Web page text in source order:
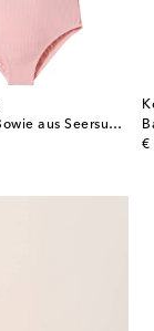
Badeanzug Bowie aus Seersucker
€